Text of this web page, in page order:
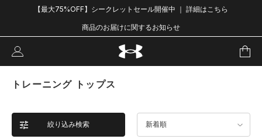
【最大75%OFF】シークレットセール開催中 ｜ 詳細はこちら
商品のお届けに関するお知らせ
トレーニング トップス
絞り込み検索 新着順